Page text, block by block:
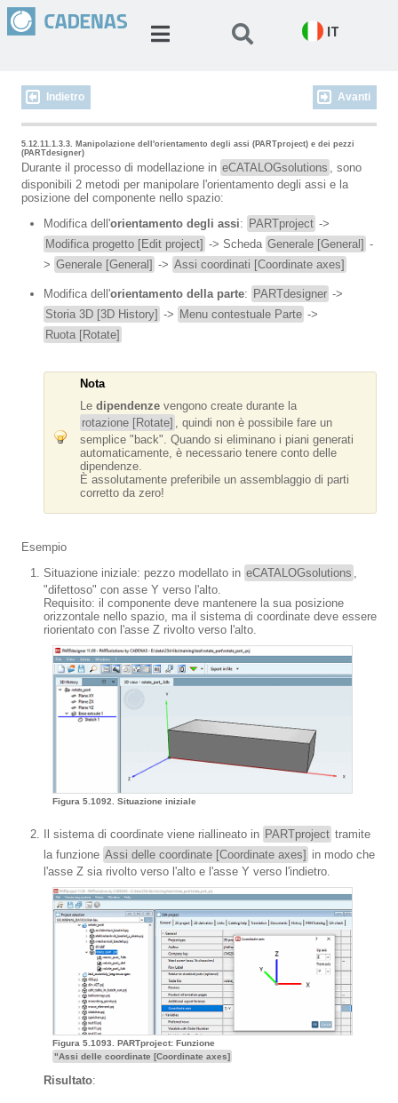
IT
Indietro Avanti
5.12.11.1.3.3. Manipolazione dell'orientamento degli assi (PARTproject) e dei pezzi
(PARTdesigner)
Durante il processo di modellazione in eCATALOGsolutions , sono
disponibili 2 metodi per manipolare l'orientamento degli assi e la
posizione del componente nello spazio:
Modifica dell'orientamento degli assi: PARTproject ->
Modifica progetto [Edit project] -> Scheda Generale [General] -
> Generale [General] -> Assi coordinati [Coordinate axes]
Modifica dell'orientamento della parte: PARTdesigner ->
Storia 3D [3D History] -> Menu contestuale Parte ->
Ruota [Rotate]
Nota
Le dipendenze vengono create durante la
rotazione [Rotate] , quindi non è possibile fare un
semplice "back". Quando si eliminano i piani generati
automaticamente, è necessario tenere conto delle
dipendenze.
È assolutamente preferibile un assemblaggio di parti
corretto da zero!
Esempio
Situazione iniziale: pezzo modellato in eCATALOGsolutions ,
"difettoso" con asse Y verso l'alto.
Requisito: il componente deve mantenere la sua posizione
orizzontale nello spazio, ma il sistema di coordinate deve essere
riorientato con l'asse Z rivolto verso l'alto.
Figura 5.1092. Situazione iniziale
Il sistema di coordinate viene riallineato in PARTproject tramite
la funzione Assi delle coordinate [Coordinate axes] in modo che
l'asse Z sia rivolto verso l'alto e l'asse Y verso l'indietro.
Figura 5.1093. PARTproject: Funzione
"Assi delle coordinate [Coordinate axes]
Risultato: